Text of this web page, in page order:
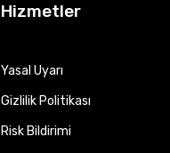
Hizmetler
Yasal Uyarı
Gizlilik Politikası
Risk Bildirimi